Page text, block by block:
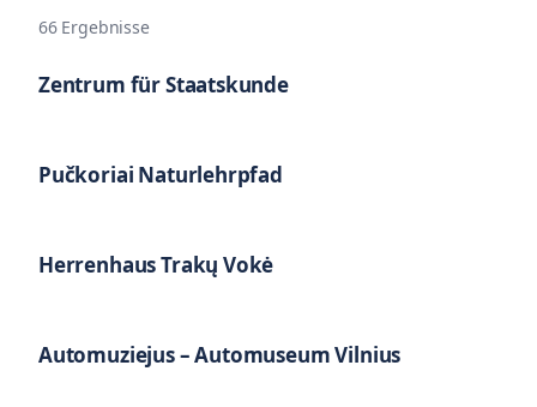
66 Ergebnisse
Zentrum für Staatskunde
Pučkoriai Naturlehrpfad
Herrenhaus Trakų Vokė
Automuziejus – Automuseum Vilnius